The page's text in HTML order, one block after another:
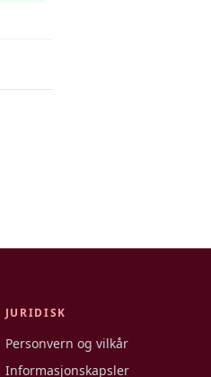
JURIDISK
Personvern og vilkår
Informasjonskapsler